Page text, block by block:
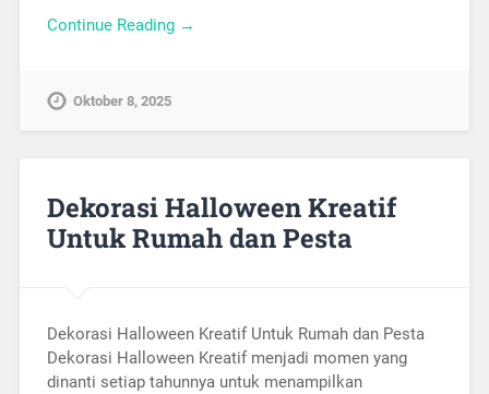
Continue Reading →
Oktober 8, 2025
Dekorasi Halloween Kreatif
Untuk Rumah dan Pesta
Dekorasi Halloween Kreatif Untuk Rumah dan Pesta
Dekorasi Halloween Kreatif menjadi momen yang
dinanti setiap tahunnya untuk menampilkan